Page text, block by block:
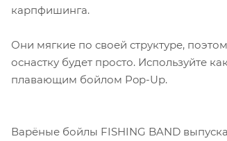
карпфишинга.
Они мягкие по своей структуре,
оснастку будет просто. Используйте
плавающим бойлом Pop-Up.
Варёные бойлы FISHING BAND